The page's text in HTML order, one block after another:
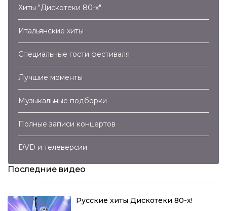
Хиты "Дискотеки 80-х"
Итальянские хиты
Специальные гости фестиваля
Лучшие моменты
Музыкальные подборки
Полные записи концертов
DVD и телеверсии
Последние видео
Русские хиты Дискотеки 80-х!